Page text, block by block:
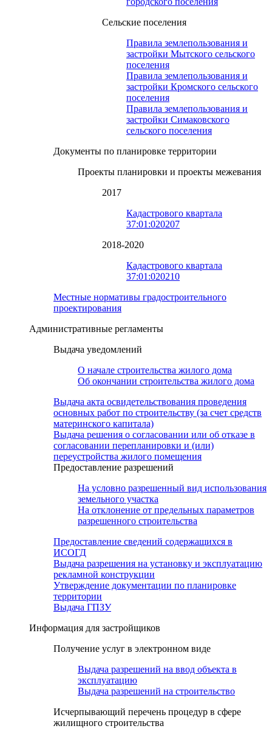
Сельские поселения
Правила землепользования и
застройки Мытского сельского
поселения
Правила землепользования и
застройки Кромского сельского
поселения
Правила землепользования и
застройки Симаковского
сельского поселения
Документы по планировке территории
Проекты планировки и проекты межевания
2017
Кадастрового квартала
37:01:020207
2018-2020
Кадастрового квартала
37:01:020210
Местные нормативы градостроительного
проектирования
Административные регламенты
Выдача уведомлений
О начале строительства жилого дома
Об окончании строительства жилого дома
Выдача акта освидетельствования проведения
основных работ по строительству (за счет средств
материнского капитала)
Выдача решения о согласовании или об отказе в
согласовании перепланировки и (или)
переустройства жилого помещения
Предоставление разрешений
На условно разрешенный вид использования
земельного участка
На отклонение от предельных параметров
разрешенного строительства
Предоставление сведений содержащихся в
ИСОГД
Выдача разрешения на установку и эксплуатацию
рекламной конструкции
Утверждение документации по планировке
территории
Выдача ГПЗУ
Информация для застройщиков
Получение услуг в электронном виде
Выдача разрешений на ввод объекта в
эксплуатацию
Выдача разрешений на строительство
Исчерпывающий перечень процедур в сфере
жилищного строительства